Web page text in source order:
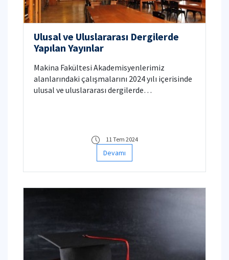
Ulusal ve Uluslararası Dergilerde
Yapılan Yayınlar
Makina Fakültesi Akademisyenlerimiz
alanlarındaki çalışmalarını 2024 yılı içerisinde
ulusal ve uluslararası dergilerde
11 Tem 2024
Devamı